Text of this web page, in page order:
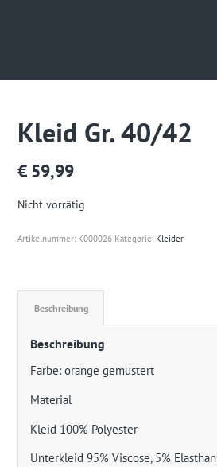
Kleid Gr. 40/42
€ 59,99
Nicht vorrätig
Artikelnummer: K000026 Kategorie: Kleider
Beschreibung
Beschreibung
Farbe: orange gemustert
Material
Kleid 100% Polyester
Unterkleid 95% Viscose, 5% Elasthan